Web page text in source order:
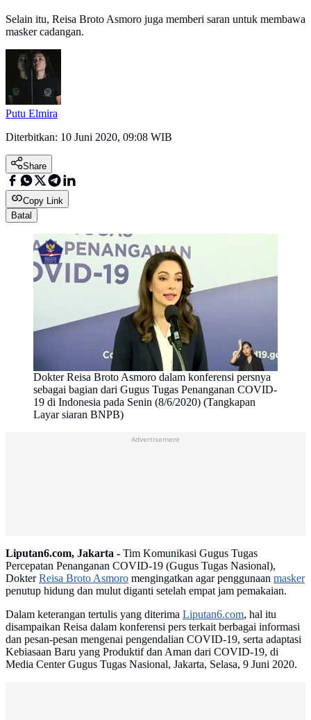
Selain itu, Reisa Broto Asmoro juga memberi saran untuk membawa
masker cadangan.
Putu Elmira
Diterbitkan: 10 Juni 2020, 09:08 WIB
Share
Copy Link
Batal
Dokter Reisa Broto Asmoro dalam konferensi persnya
sebagai bagian dari Gugus Tugas Penanganan COVID-
19 di Indonesia pada Senin (8/6/2020) (Tangkapan
Layar siaran BNPB)
Advertisement
Liputan6.com, Jakarta - Tim Komunikasi Gugus Tugas
Percepatan Penanganan COVID-19 (Gugus Tugas Nasional),
DokterReisa Broto Asmoro mengingatkan agar penggunaan masker
penutup hidung dan mulut diganti setelah empat jam pemakaian.
Dalam keterangan tertulis yang diterima Liputan6.com, hal itu
disampaikan Reisa dalam konferensi pers terkait berbagai informasi
dan pesan-pesan mengenai pengendalian COVID-19, serta adaptasi
Kebiasaan Baru yang Produktif dan Aman dari COVID-19, di
Media Center Gugus Tugas Nasional, Jakarta, Selasa, 9 Juni 2020.